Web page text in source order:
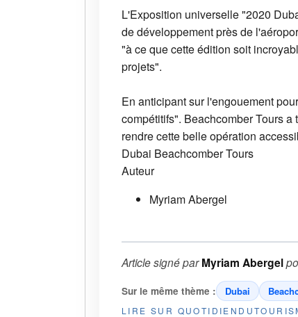
L'Exposition universelle "2020
de développement près de
"à ce que cette édition soit
projets".
En anticipant sur l'engouement
compétitifs". Beachcomber Tours
rendre cette belle opération
Dubai Beachcomber Tours
Auteur
Myriam Abergel
Article signé parMyriam Abergel
Sur le même thème : Dubai
LIRE SUR